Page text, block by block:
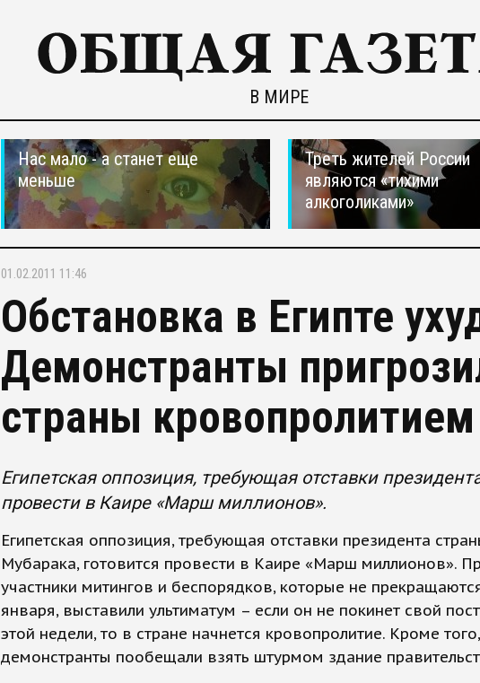
В МИРЕ
Нас мало - а станет еще
меньше
Треть жителей России
являются «тихими
алкоголиками»
01.02.2011 11:46
Обстановка в Египте
Демонстранты
страны кровопролитием
Египетская оппозиция, требующая отставки
провести в Каире «Марш миллионов».
Египетская оппозиция, требующая отставки президента
Мубарака, готовится провести в Каире «Марш миллионов».
участники митингов и беспорядков, которые не
января, выставили ультиматум – если он не покинет свой
этой недели, то в стране начнется кровопролитие. Кроме того,
демонстранты пообещали взять штурмом здание